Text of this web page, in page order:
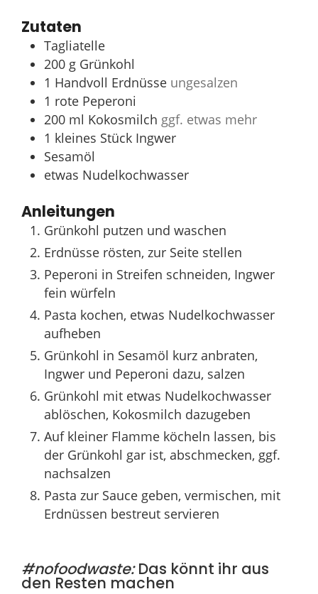
Zutaten
Tagliatelle
200 g Grünkohl
1 Handvoll Erdnüsse ungesalzen
1 rote Peperoni
200 ml Kokosmilch ggf. etwas mehr
1 kleines Stück Ingwer
Sesamöl
etwas Nudelkochwasser
Anleitungen
Grünkohl putzen und waschen
Erdnüsse rösten, zur Seite stellen
Peperoni in Streifen schneiden, Ingwer
fein würfeln
Pasta kochen, etwas Nudelkochwasser
aufheben
Grünkohl in Sesamöl kurz anbraten,
Ingwer und Peperoni dazu, salzen
Grünkohl mit etwas Nudelkochwasser
ablöschen, Kokosmilch dazugeben
Auf kleiner Flamme köcheln lassen, bis
der Grünkohl gar ist, abschmecken, ggf.
nachsalzen
Pasta zur Sauce geben, vermischen, mit
Erdnüssen bestreut servieren
#nofoodwaste:Das könnt ihr aus
den Resten machen